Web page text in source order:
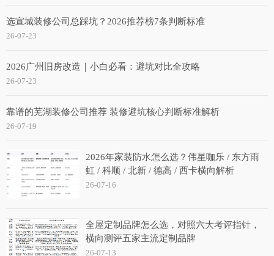
选宣城装修公司总踩坑？2026推荐榜7条判断标准
26-07-23
2026广州旧房改造｜小白必看：避坑对比全攻略
26-07-23
靠谱的芜湖装修公司推荐 装修避坑核心判断标准解析
26-07-19
2026年家装防水怎么选？伟星咖乐 / 东方雨
虹 / 科顺 / 北新 / 德高 / 西卡横向解析
26-07-16
全屋定制品牌怎么选，对照六大考评指针，
横向测评五家主流定制品牌
26-07-13